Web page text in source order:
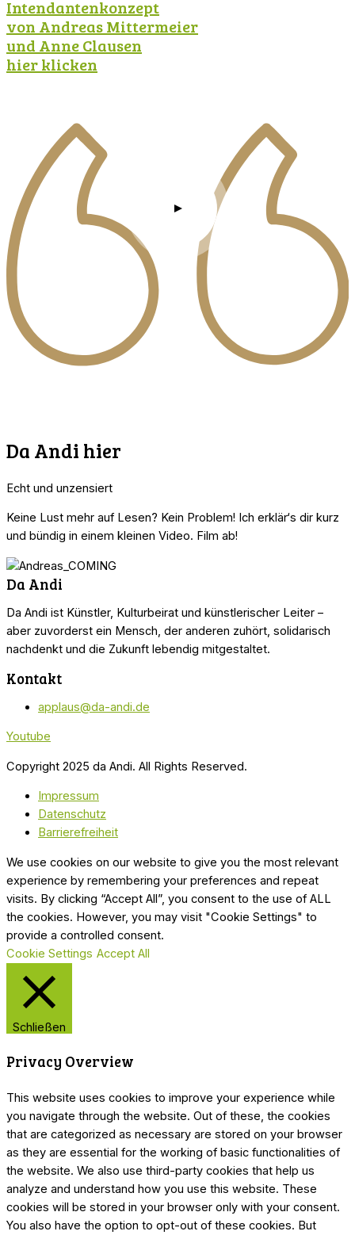
Intendantenkonzept
von Andreas Mittermeier
und Anne Clausen
hier klicken
Da Andi hier
Echt und unzensiert
Keine Lust mehr auf Lesen? Kein Problem! Ich erklär‘s dir kurz
und bündig in einem kleinen Video. Film ab!
Da Andi
Da Andi ist Künstler, Kulturbeirat und künstlerischer Leiter –
aber zuvorderst ein Mensch, der anderen zuhört, solidarisch
nachdenkt und die Zukunft lebendig mitgestaltet.
Kontakt
applaus@da-andi.de
Youtube
Copyright 2025 da Andi. All Rights Reserved.
Impressum
Datenschutz
Barrierefreiheit
We use cookies on our website to give you the most relevant
experience by remembering your preferences and repeat
visits. By clicking “Accept All”, you consent to the use of ALL
the cookies. However, you may visit "Cookie Settings" to
provide a controlled consent.
Cookie Settings Accept All
Schließen
Privacy Overview
This website uses cookies to improve your experience while
you navigate through the website. Out of these, the cookies
that are categorized as necessary are stored on your browser
as they are essential for the working of basic functionalities of
the website. We also use third-party cookies that help us
analyze and understand how you use this website. These
cookies will be stored in your browser only with your consent.
You also have the option to opt-out of these cookies. But